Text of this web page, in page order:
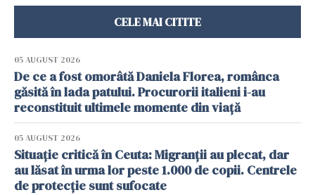
CELE MAI CITITE
05 AUGUST 2026
De ce a fost omorâtă Daniela Florea, românca
găsită în lada patului. Procurorii italieni i-au
reconstituit ultimele momente din viață
05 AUGUST 2026
Situație critică în Ceuta: Migranții au plecat, dar
au lăsat în urma lor peste 1.000 de copii. Centrele
de protecție sunt sufocate